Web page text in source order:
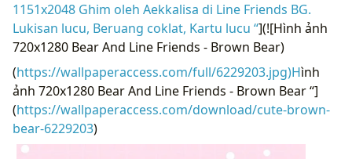
1151x2048 Ghim oleh Aekkalisa di Line Friends BG.
Lukisan lucu, Beruang coklat, Kartu lucu “](![Hình ảnh
720x1280 Bear And Line Friends - Brown Bear)
(https://wallpaperaccess.com/full/6229203.jpg)Hình
ảnh 720x1280 Bear And Line Friends - Brown Bear “]
(https://wallpaperaccess.com/download/cute-brown-
bear-6229203)